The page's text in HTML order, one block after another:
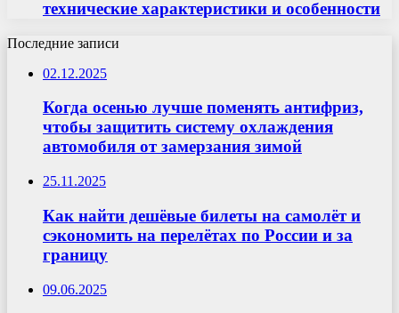
технические характеристики и особенности
Последние записи
02.12.2025
Когда осенью лучше поменять антифриз,
чтобы защитить систему охлаждения
автомобиля от замерзания зимой
25.11.2025
Как найти дешёвые билеты на самолёт и
сэкономить на перелётах по России и за
границу
09.06.2025